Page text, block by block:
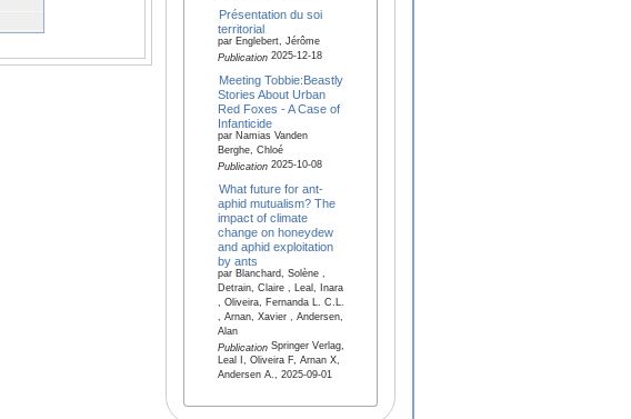
Présentation du soi
territorial
par Englebert, Jérôme
Publication2025-12-18
Meeting Tobbie:Beastly
Stories About Urban
Red Foxes - A Case of
Infanticide
par Namias Vanden
Berghe, Chloé
Publication2025-10-08
What future for ant-
aphid mutualism? The
impact of climate
change on honeydew
and aphid exploitation
by ants
par Blanchard, Solène ,
Detrain, Claire , Leal, Inara
, Oliveira, Fernanda L. C.L.
, Arnan, Xavier , Andersen,
Alan
PublicationSpringer Verlag,
Leal I, Oliveira F, Arnan X,
Andersen A., 2025-09-01